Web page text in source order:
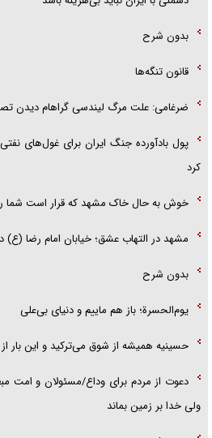
بدون شرح
قانون تنگه‌ها
ضرغامی: علت مرگ لیندسی گراهام دیدن
پول بادآورده جنگ ایران برای غول‌های
کرد
خوش به حال خاک مشهد که قرار است شما
مشهد در التهاب عشق؛ خیابان امام رضا (ع)
بدون شرح
یوم‌الحسرة؛ باز هم ماییم و دنیای بی‌علی
حسینیه همیشه از شوق می‌ترکید و این بار
دعوت از مردم برای وداع/مسئولان و امت
ولی خدا بر زمین بماند